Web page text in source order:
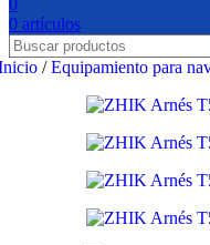
0
0 artículos
/ Equipamiento para